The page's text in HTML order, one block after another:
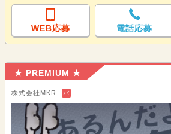
WEB応募 電話応募
★ PREMIUM ★
株式会社MKR バ